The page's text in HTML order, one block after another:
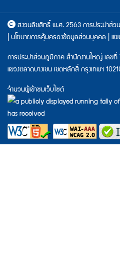
PWA Counter
สงวนลิขสิทธิ์ พ.ศ. 2563 การประปาส่
|นโยบายการคุ้มครองข้อมูลส่วนบุคคล |แ
การประปาส่วนภูมิภาค สำนักงานใหญ่ เลข
แขวงตลาดบางเขน เขตหลักสี่ กรุงเทพฯ
จำนวนผู้เข้าชมเว็บไซต์
Web Standard